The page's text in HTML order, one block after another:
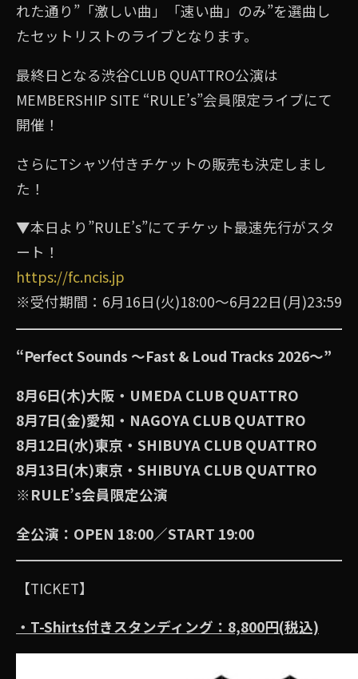
れた通り”「激しい曲」「速い曲」のみ”を選曲し
たセットリストのライブとなります。
最終日となる渋谷CLUB QUATTRO公演は
MEMBERSHIP SITE “RULE’s”会員限定ライブにて
開催！
さらにTシャツ付きチケットの販売も決定しまし
た！
▼本日より”RULE’s”にてチケット最速先行がスタ
ート！
https://fc.ncis.jp
※受付期間：6⽉16⽇(⽕)18:00〜6⽉22⽇(⽉)23:59
“Perfect Sounds 〜Fast & Loud Tracks 2026〜”
8月6日(木)大阪・UMEDA CLUB QUATTRO
8月7日(金)愛知・NAGOYA CLUB QUATTRO
8月12日(水)東京・SHIBUYA CLUB QUATTRO
8月13日(木)東京・SHIBUYA CLUB QUATTRO
※RULE’s会員限定公演
全公演：OPEN 18:00／START 19:00
【TICKET】
・T-Shirts付きスタンディング：8,800円(税込)